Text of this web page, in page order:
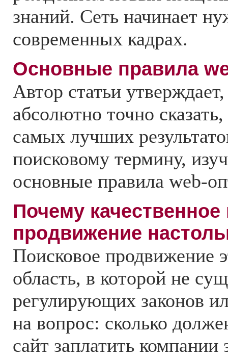
знаний. Сеть начинает
современных кадрах.
Основные правила
Автор статьи
абсолютно точно
самых лучших
поисковому термину,
основные правила web-
Почему качественное
продвижение
Поисковое продвижение
область, в которой не
регулирующих законов
на вопрос: сколько
сайт заплатить компании